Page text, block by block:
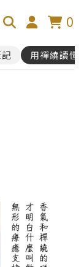
0
用禪繞讀懂